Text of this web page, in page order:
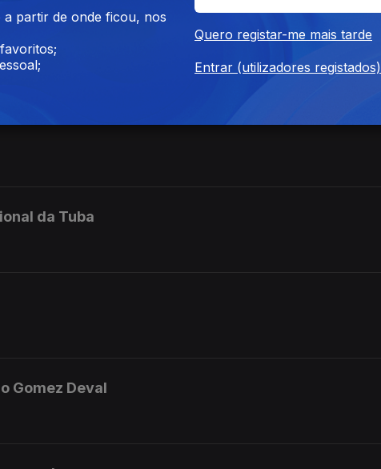
Winds | Band of the Bukit Batok Community Club -
da Tuba
Gomez Deval
a partir de onde ficou, nos
Quero registar-me mais tarde
Entrar (utilizadores registados)